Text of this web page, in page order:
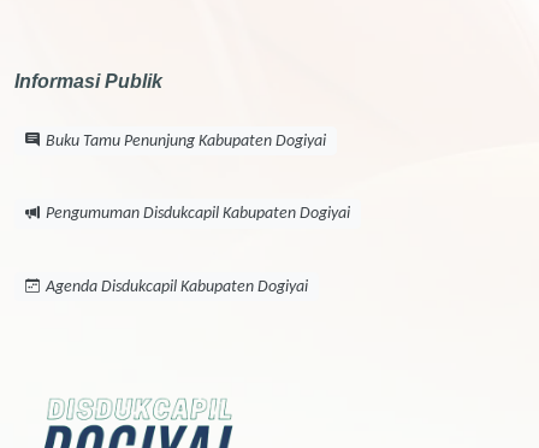
Informasi Publik
Buku Tamu Penunjung Kabupaten Dogiyai
Pengumuman Disdukcapil Kabupaten Dogiyai
Agenda Disdukcapil Kabupaten Dogiyai